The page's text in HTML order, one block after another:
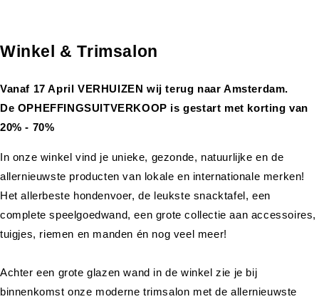
Winkel & Trimsalon
Vanaf 17 April VERHUIZEN wij terug naar Amsterdam.
De OPHEFFINGSUITVERKOOP is gestart met korting van
20% - 70%
In onze winkel vind je unieke, gezonde, natuurlijke en de
allernieuwste producten van lokale en internationale merken!
Het allerbeste hondenvoer, de leukste snacktafel, een
complete speelgoedwand, een grote collectie aan accessoires,
tuigjes, riemen en manden én nog veel meer!
Achter een grote glazen wand in de winkel zie je bij
binnenkomst onze moderne trimsalon met de allernieuwste